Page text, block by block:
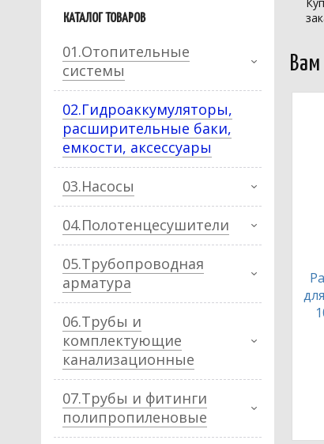
КАТАЛОГ ТОВАРОВ
01.Отопительные
системы
02.Гидроаккумуляторы,
расширительные баки,
емкости, аксессуары
03.Насосы
04.Полотенцесушители
05.Трубопроводная
арматура
06.Трубы и
комплектующие
канализационные
07.Трубы и фитинги
полипропиленовые